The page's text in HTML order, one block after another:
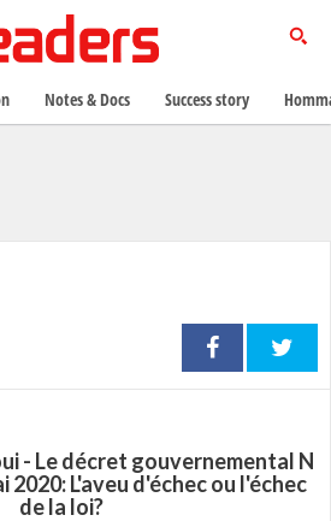
- Le décret gouvernemental N
2020: L'aveu d'échec ou l'échec
de la loi?
Notes & Docs Success story